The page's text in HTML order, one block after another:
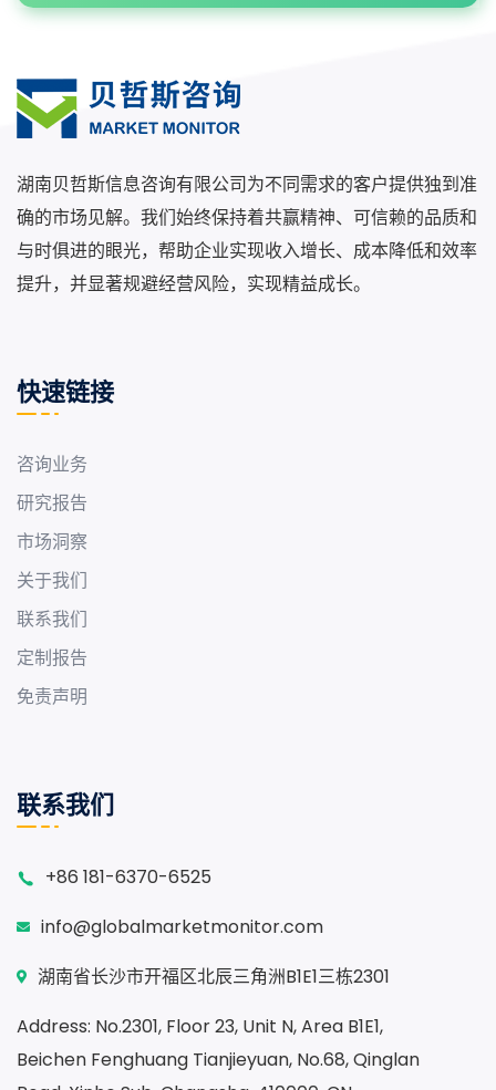
湖南贝哲斯信息咨询有限公司为不同需求的客户提供独到准
确的市场见解。我们始终保持着共赢精神、可信赖的品质和
与时俱进的眼光，帮助企业实现收入增长、成本降低和效率
提升，并显著规避经营风险，实现精益成长。
快速链接
咨询业务
研究报告
市场洞察
关于我们
联系我们
定制报告
免责声明
联系我们
+86 181-6370-6525
info@globalmarketmonitor.com
湖南省长沙市开福区北辰三角洲B1E1三栋2301
Address: No.2301, Floor 23, Unit N, Area B1E1,
Beichen Fenghuang Tianjieyuan, No.68, Qinglan